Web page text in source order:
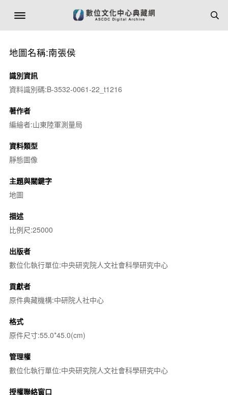
地圖名稱:南張侯
識別資訊
資料識別碼:B-3532-0061-22_t1216
著作者
編繪者:山東陸軍測量局
資料類型
靜態圖像
主題與關鍵字
地圖
描述
比例尺:25000
出版者
數位化執行單位:中央研究院人文社會科學研究中心
貢獻者
原件典藏機構:中研院人社中心
格式
原件尺寸:55.0*45.0(cm)
管理權
數位化執行單位:中央研究院人文社會科學研究中心
授權聯絡窗口